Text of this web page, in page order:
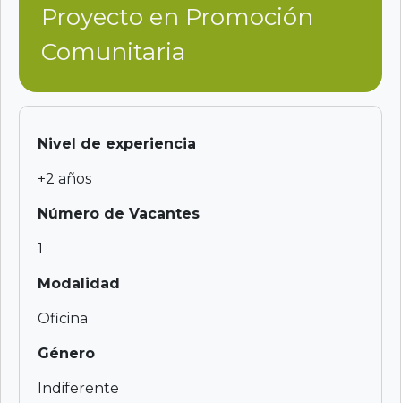
Proyecto en Promoción
Comunitaria
Nivel de experiencia
+2 años
Número de Vacantes
1
Modalidad
Oficina
Género
Indiferente